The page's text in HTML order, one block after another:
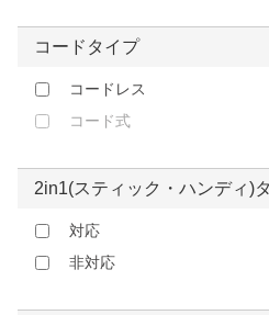
エスケイジャパン｜SKJapan
エレクトロラックス｜
オークローンマーケティング
OAK LAWN MARKETING
ケルヒャー｜KARCHER
ケンコー・トキナー｜
パープル
コードタイプ
コードレス
コード式
2in1(スティック・ハンディ)
対応
非対応